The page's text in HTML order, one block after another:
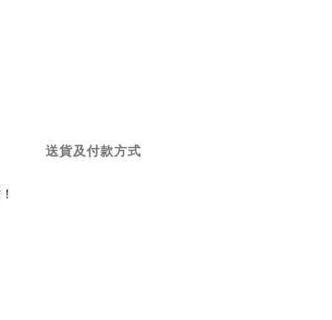
送貨及付款方式